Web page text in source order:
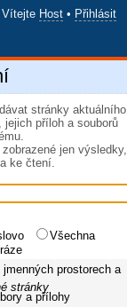
Vítejte Host • Přihlásit
stránky aktuálního
jejich příloh a souborů
jen výsledky,
ke čtení.
Všechna
prostorech a
a přílohy
stránky